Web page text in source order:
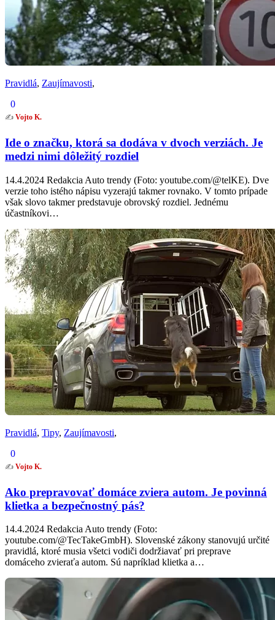
Pravidlá, Zaujímavosti,
0
✍️ Vojto K.
Ide o značku, ktorá sa dodáva v dvoch verziách. Je
medzi nimi dôležitý rozdiel
14.4.2024 Redakcia Auto trendy (Foto: youtube.com/@telKE). Dve
verzie toho istého nápisu vyzerajú takmer rovnako. V tomto prípade
však slovo takmer predstavuje obrovský rozdiel. Jednému
účastníkovi…
Pravidlá, Tipy, Zaujímavosti,
0
✍️ Vojto K.
Ako prepravovať domáce zviera autom. Je povinná
klietka a bezpečnostný pás?
14.4.2024 Redakcia Auto trendy (Foto:
youtube.com/@TecTakeGmbH). Slovenské zákony stanovujú určité
pravidlá, ktoré musia všetci vodiči dodržiavať pri preprave
domáceho zvieraťa autom. Sú napríklad klietka a…